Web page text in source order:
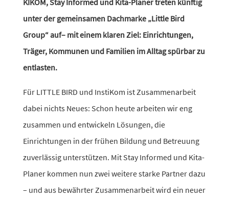
unter der gemein­samen Dachmarke „Little Bird
Group“ auf– mit einem klaren Ziel: Einrichtungen,
Träger, Kommunen und Familien im Alltag spürbar zu
entlasten.
Für LITTLE BIRD und InstiKom ist Zusammenarbeit
dabei nichts Neues: Schon heute arbeiten wir eng
zusammen und entwi­ckeln Lösungen, die
Einrichtungen in der frühen Bildung und Betreuung
zuver­lässig unter­stützen. Mit Stay Informed und Kita-
Planer kommen nun zwei weitere starke Partner dazu
– und aus bewährter Zusammenarbeit wird ein neuer